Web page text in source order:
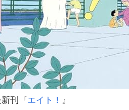
刊『エイト！ 』